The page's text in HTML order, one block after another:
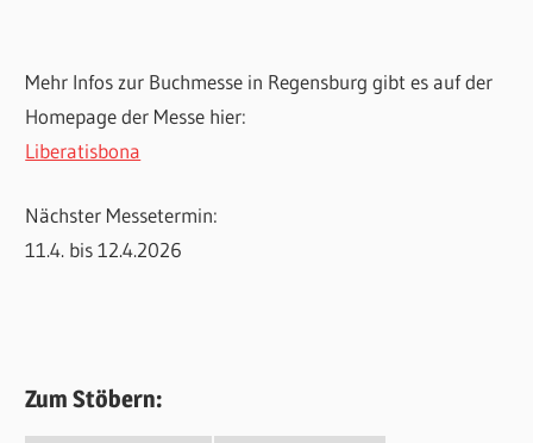
Mehr Infos zur Buchmesse in Regensburg gibt es auf der
Homepage der Messe hier:
Liberatisbona
Nächster Messetermin:
11.4. bis 12.4.2026
Zum Stöbern: